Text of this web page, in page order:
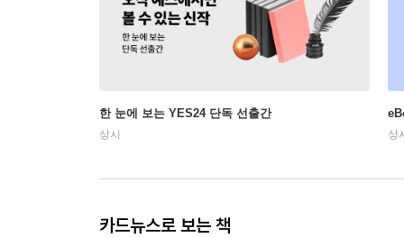
한 눈에 보는 YES24 단독 선출간
상시 상
카드뉴스로 보는 책